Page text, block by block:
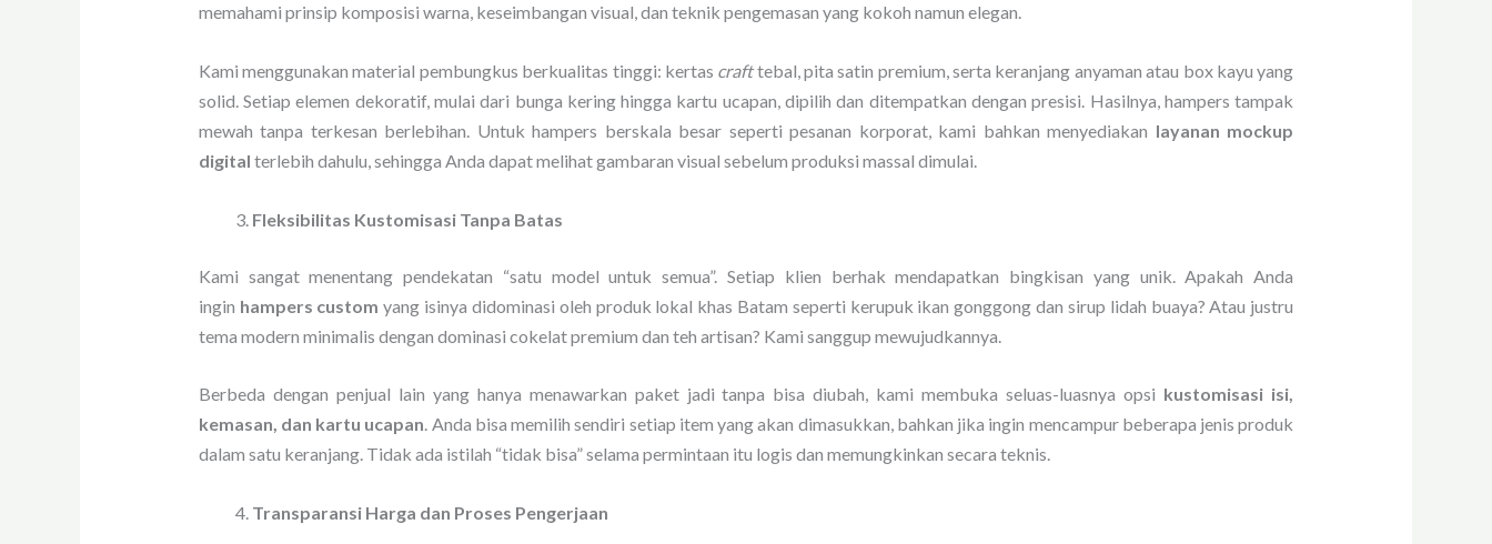
memahami prinsip komposisi warna, keseimbangan visual, dan teknik pengemasan yang kokoh namun elegan.
Kami menggunakan material pembungkus berkualitas tinggi: kertas crafttebal, pita satin premium, serta keranjang anyaman atau box kayu yang
solid. Setiap elemen dekoratif, mulai dari bunga kering hingga kartu ucapan, dipilih dan ditempatkan dengan presisi. Hasilnya, hampers tampak
mewah tanpa terkesan berlebihan. Untuk hampers berskala besar seperti pesanan korporat, kami bahkan menyediakan layanan mockup
digital terlebih dahulu, sehingga Anda dapat melihat gambaran visual sebelum produksi massal dimulai.
Fleksibilitas Kustomisasi Tanpa Batas
Kami sangat menentang pendekatan “satu model untuk semua”. Setiap klien berhak mendapatkan bingkisan yang unik. Apakah Anda
ingin hampers custom yang isinya didominasi oleh produk lokal khas Batam seperti kerupuk ikan gonggong dan sirup lidah buaya? Atau justru
tema modern minimalis dengan dominasi cokelat premium dan teh artisan? Kami sanggup mewujudkannya.
Berbeda dengan penjual lain yang hanya menawarkan paket jadi tanpa bisa diubah, kami membuka seluas-luasnya opsi kustomisasi isi,
kemasan, dan kartu ucapan. Anda bisa memilih sendiri setiap item yang akan dimasukkan, bahkan jika ingin mencampur beberapa jenis produk
dalam satu keranjang. Tidak ada istilah “tidak bisa” selama permintaan itu logis dan memungkinkan secara teknis.
Transparansi Harga dan Proses Pengerjaan